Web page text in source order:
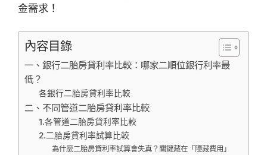
金需求！
內容目錄
一、銀行二胎房貸利率比較：哪家二順位銀行利率最
低？
各銀行二胎房貸利率比較
二、不同管道二胎房貸利率比較
1.各管道二胎房貸利率比較
2.二胎房貸利率試算比較
為什麼二胎房貸利率試算會失真？關鍵藏在「隱藏費用」